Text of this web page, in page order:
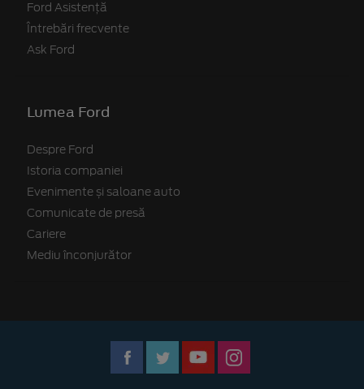
Ford Asistență
Întrebări frecvente
Ask Ford
Lumea Ford
Despre Ford
Istoria companiei
Evenimente și saloane auto
Comunicate de presă
Cariere
Mediu înconjurător